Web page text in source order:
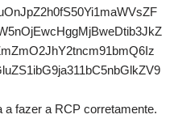
a fazer a RCP corretamente.